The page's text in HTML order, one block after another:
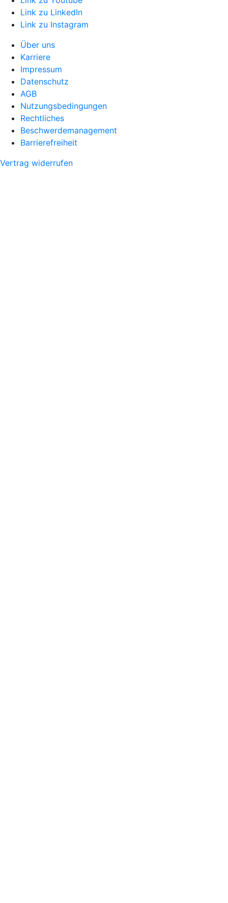
Link zu LinkedIn
Link zu Instagram
Über uns
Karriere
Impressum
Datenschutz
AGB
Nutzungsbedingungen
Rechtliches
Beschwerdemanagement
Barrierefreiheit
Vertrag widerrufen